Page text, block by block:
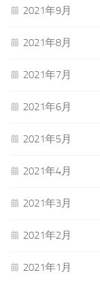
2021年9月
2021年8月
2021年7月
2021年6月
2021年5月
2021年4月
2021年3月
2021年2月
2021年1月